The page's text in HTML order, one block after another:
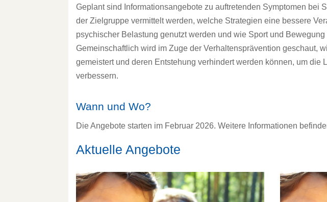
Geplant sind Informationsangebote zu auftretenden Symptomen bei
der Zielgruppe vermittelt werden, welche Strategien eine bessere
psychischer Belastung genutzt werden und wie Sport und
Gemeinschaftlich wird im Zuge der Verhaltensprävention geschaut,
gemeistert und deren Entstehung verhindert werden können, um die
verbessern.
Wann und Wo?
Die Angebote starten im Februar 2026. Weitere Informationen
Aktuelle Angebote